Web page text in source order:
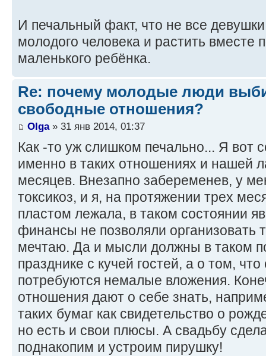
И печальный факт, что не все
молодого человека и растить вместе
маленького ребёнка.
Re: почему молодые люди
свободные отношения?
Olga» 31 янв 2014, 01:37
Как -то уж слишком печально... Я вот
именно в таких отношениях и нашей
месяцев. Внезапно забеременев, у
токсикоз, и я, на протяжении трех
пластом лежала, в таком состоянии
финансы не позволяли организовать
мечтаю. Да и мысли должны в таком
празднике с кучей гостей, а о том,
потребуются немалые вложения.
отношения дают о себе знать,
таких бумаг как свидетельство о
но есть и свои плюсы. А свадьбу
поднакопим и устроим пирушку!